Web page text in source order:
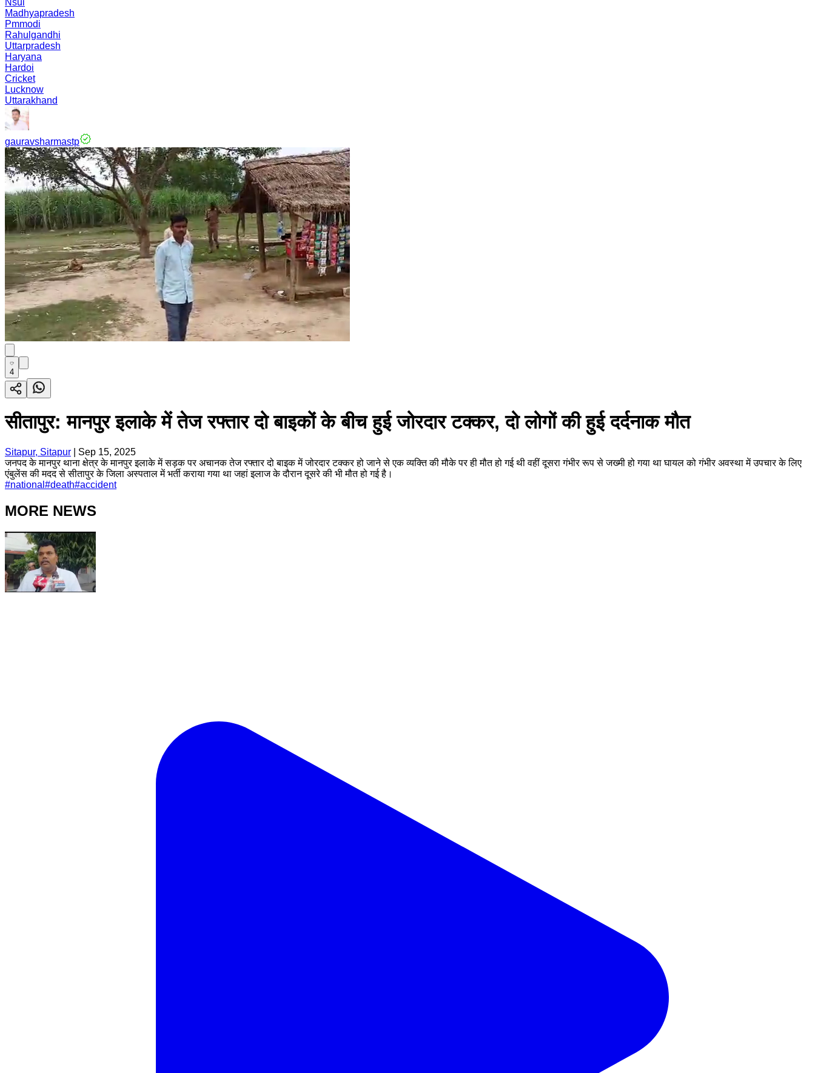
Nsui
Madhyapradesh
Pmmodi
Rahulgandhi
Uttarpradesh
Haryana
Hardoi
Cricket
Lucknow
Uttarakhand
gauravsharmastp
4
सीतापुर: मानपुर इलाके में तेज रफ्तार दो बाइकों के बीच हुई जोरदार टक्कर, दो लोगों की हुई दर्दनाक मौत
Sitapur, Sitapur
Sep 15, 2025
जनपद के मानपुर थाना क्षेत्र के मानपुर इलाके में सड़क पर अचानक तेज रफ्तार दो बाइक में जोरदार टक्कर हो जाने से एक व्यक्ति की मौके पर ही मौत हो गई थी वहीं दूसरा गंभीर रूप से जख्मी हो गया था घायल को गंभीर अवस्था में उपचार के लिए
एंबुलेंस की मदद से सीतापुर के जिला अस्पताल में भर्ती कराया गया था जहां इलाज के दौरान दूसरे की भी मौत हो गई है।
#national #death#accident
MORE NEWS